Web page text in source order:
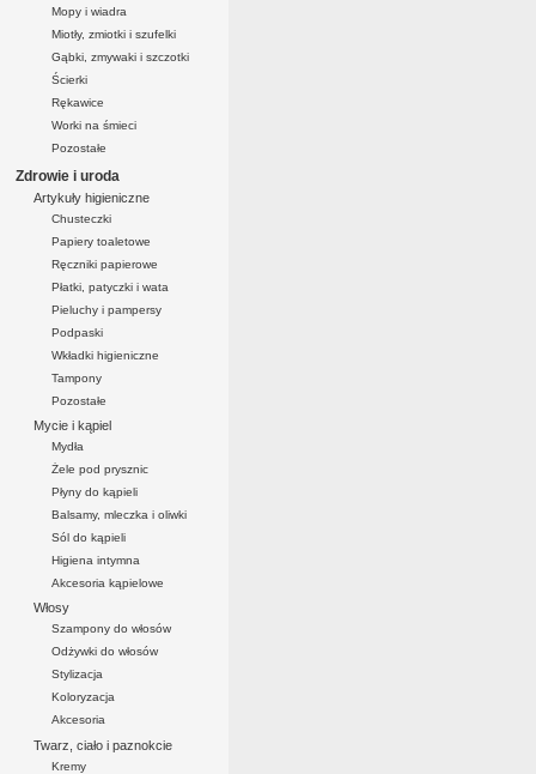
Mopy i wiadra
Miotły, zmiotki i szufelki
Gąbki, zmywaki i szczotki
Ścierki
Rękawice
Worki na śmieci
Pozostałe
Zdrowie i uroda
Artykuły higieniczne
Chusteczki
Papiery toaletowe
Ręczniki papierowe
Płatki, patyczki i wata
Pieluchy i pampersy
Podpaski
Wkładki higieniczne
Tampony
Pozostałe
Mycie i kąpiel
Mydła
Żele pod prysznic
Płyny do kąpieli
Balsamy, mleczka i oliwki
Sól do kąpieli
Higiena intymna
Akcesoria kąpielowe
Włosy
Szampony do włosów
Odżywki do włosów
Stylizacja
Koloryzacja
Akcesoria
Twarz, ciało i paznokcie
Kremy